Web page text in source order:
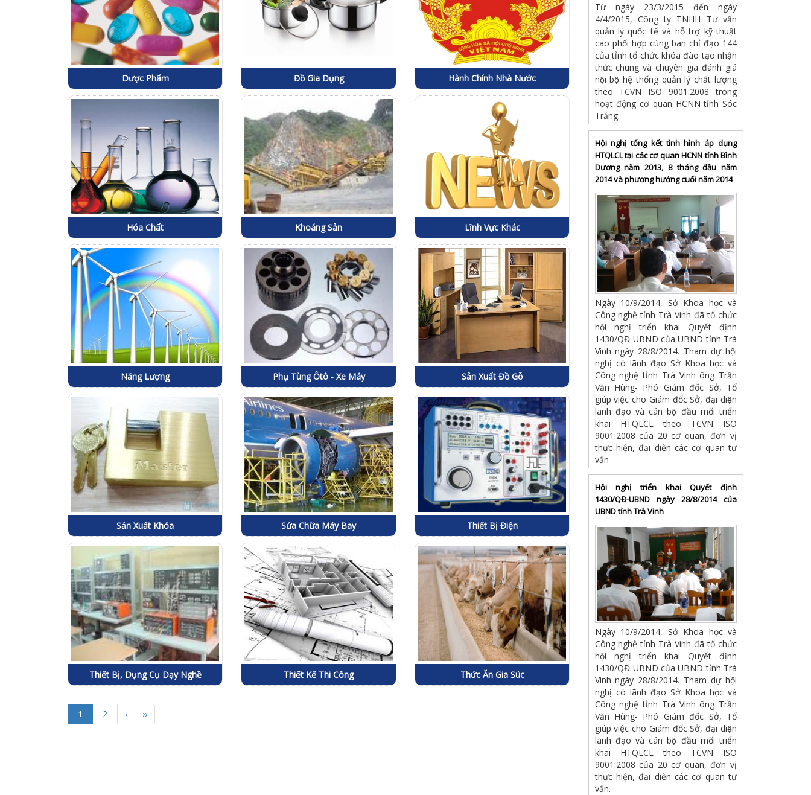
Dược Phẩm Đồ Gia Dụng Hành Chính Nhà Nước
Hóa Chất Khoáng Sản Lĩnh Vực Khác
Năng Lượng Phụ Tùng Ôtô - Xe Máy Sản Xuất Đồ Gỗ
Sản Xuất Khóa Sửa Chữa Máy Bay Thiết Bị Điện
Thiết Bị, Dụng Cụ Dạy Nghề Thiết Kế Thi Công Thức Ăn Gia Súc
1 2 › ››
Từ ngày 23/3/2015 đến ngày
4/4/2015, Công ty TNHH Tư vấn
quản lý quốc tế và hỗ trợ kỹ thuật
cao phối hợp cùng ban chỉ đạo 144
của tỉnh tổ chức khóa đào tạo nhận
thức chung và chuyên gia đánh giá
nội bộ hệ thống quản lý chất lượng
theo TCVN ISO 9001:2008 trong
hoạt động cơ quan HCNN tỉnh Sóc
Trăng.
Hội nghị tổng kết tình hình áp dụng
HTQLCL tại các cơ quan HCNN tỉnh Bình
Dương năm 2013, 8 tháng đầu năm
2014 và phương hướng cuối năm 2014
Ngày 10/9/2014, Sở Khoa học và
Công nghệ tỉnh Trà Vinh đã tổ chức
hội nghị triển khai Quyết định
1430/QĐ-UBND của UBND tỉnh Trà
Vinh ngày 28/8/2014. Tham dự hội
nghị có lãnh đạo Sở Khoa học và
Công nghệ tỉnh Trà Vinh ông Trần
Văn Hùng- Phó Giám đốc Sở, Tổ
giúp việc cho Giám đốc Sở, đại diện
lãnh đạo và cán bộ đầu mối triển
khai HTQLCL theo TCVN ISO
9001:2008 của 20 cơ quan, đơn vị
thực hiện, đại diện các cơ quan tư
vấn
Hội nghị triển khai Quyết định
1430/QĐ-UBND ngày 28/8/2014 của
UBND tỉnh Trà Vinh
Ngày 10/9/2014, Sở Khoa học và
Công nghệ tỉnh Trà Vinh đã tổ chức
hội nghị triển khai Quyết định
1430/QĐ-UBND của UBND tỉnh Trà
Vinh ngày 28/8/2014. Tham dự hội
nghị có lãnh đạo Sở Khoa học và
Công nghệ tỉnh Trà Vinh ông Trần
Văn Hùng- Phó Giám đốc Sở, Tổ
giúp việc cho Giám đốc Sở, đại diện
lãnh đạo và cán bộ đầu mối triển
khai HTQLCL theo TCVN ISO
9001:2008 của 20 cơ quan, đơn vị
thực hiện, đại diện các cơ quan tư
vấn.